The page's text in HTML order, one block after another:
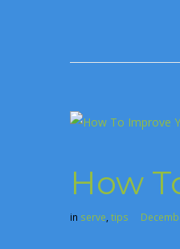
How
in serve,tips